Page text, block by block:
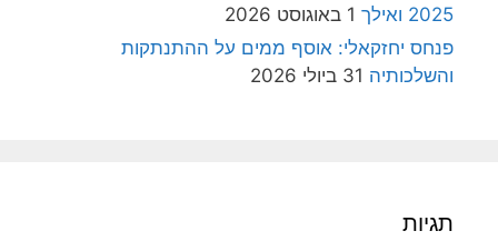
2025 ואילך
1 באוגוסט 2026
פנחס יחזקאלי: אוסף ממים על ההתנתקות
והשלכותיה 31 ביולי 2026
תגיות